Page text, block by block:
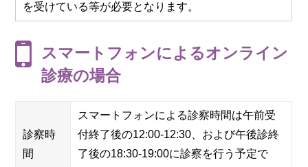
を受けている等が必要となります。
スマートフォンによるオンライン
診療の場合
診察時
間
スマートフォンによる診察時間は午前受
付終了後の12:00-12:30、および午後診終
了後の18:30-19:00に診察を行う予定で